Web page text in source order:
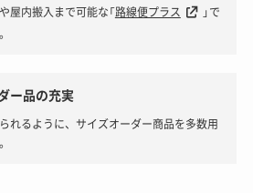
屋内搬入まで可能な「路線便プラス
」で
ー品の充実
れるように、サイズオーダー商品を多数用